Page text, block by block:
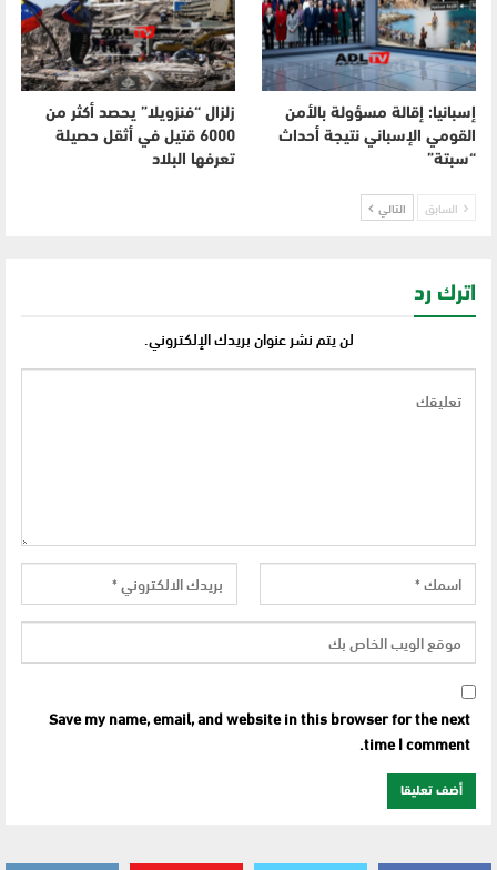
إسبانيا: إقالة مسؤولة بالأمن
القومي الإسباني نتيجة أحداث
“سبتة”
زلزال “فنزويلا” يحصد أكثر من
6000 قتيل في أثقل حصيلة
تعرفها البلاد
السابق التالي
اترك رد
لن يتم نشر عنوان بريدك الإلكتروني.
Save my name, email, and website in this browser for the next
time I comment.